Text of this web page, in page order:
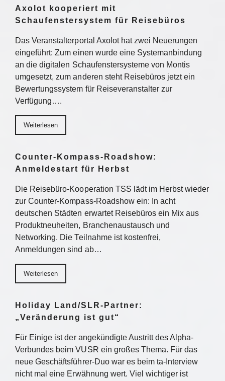
Axolot kooperiert mit
Schaufenstersystem für Reisebüros
Das Veranstalterportal Axolot hat zwei Neuerungen
eingeführt: Zum einen wurde eine Systemanbindung
an die digitalen Schaufenstersysteme von Montis
umgesetzt, zum anderen steht Reisebüros jetzt ein
Bewertungssystem für Reiseveranstalter zur
Verfügung….
Weiterlesen
Counter-Kompass-Roadshow:
Anmeldestart für Herbst
Die Reisebüro-Kooperation TSS lädt im Herbst wieder
zur Counter-Kompass-Roadshow ein: In acht
deutschen Städten erwartet Reisebüros ein Mix aus
Produktneuheiten, Branchenaustausch und
Networking. Die Teilnahme ist kostenfrei,
Anmeldungen sind ab…
Weiterlesen
Holiday Land/SLR-Partner:
„Veränderung ist gut“
Für Einige ist der angekündigte Austritt des Alpha-
Verbundes beim VUSR ein großes Thema. Für das
neue Geschäftsführer-Duo war es beim ta-Interview
nicht mal eine Erwähnung wert. Viel wichtiger ist